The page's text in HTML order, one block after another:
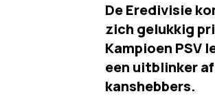
De Eredivisie
zich gelukkig
Kampioen PSV
een uitblinker
kanshebbers.